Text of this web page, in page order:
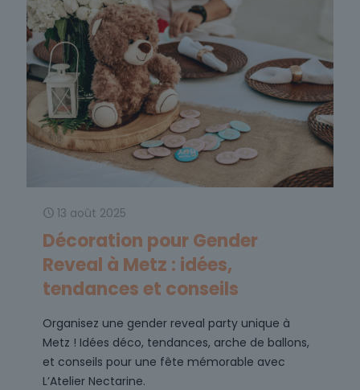
13 août 2025
Décoration pour Gender
Reveal à Metz : idées,
tendances et conseils
Organisez une gender reveal party unique à
Metz ! Idées déco, tendances, arche de ballons,
et conseils pour une fête mémorable avec
L’Atelier Nectarine.